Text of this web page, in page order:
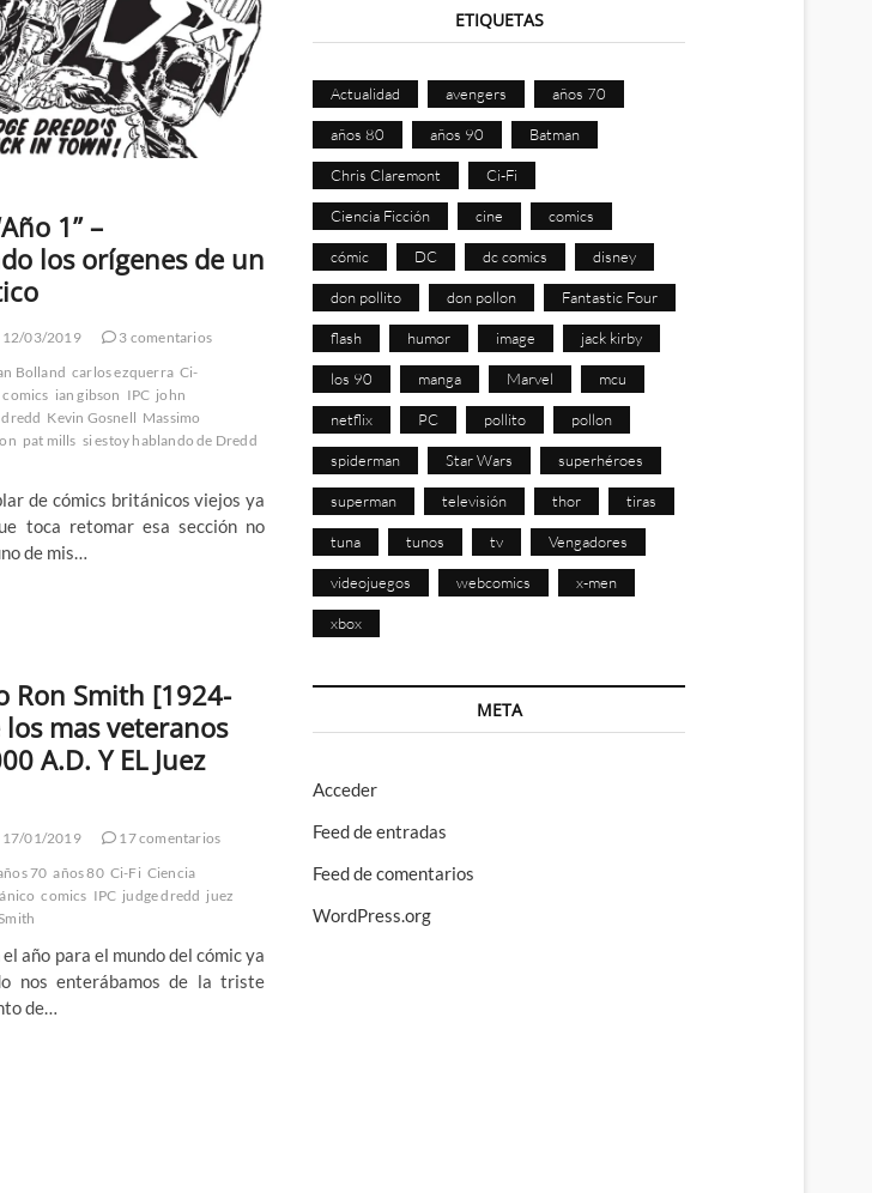
1” –
los orígenes de un
12/03/2019
3 comentarios
Bolland carlos ezquerra Ci-
comics ian gibson IPC john
Kevin Gosnell Massimo
pat mills si estoy hablando de Dredd
de cómics británicos viejos ya
toca retomar esa sección no
de mis…
Ron Smith [1924-
mas veteranos
A.D. Y EL Juez
17/01/2019
17 comentarios
70 años 80 Ci-Fi Ciencia
comics IPC judge dredd juez
año para el mundo del cómic ya
nos enterábamos de la triste
de…
ETIQUETAS
Actualidad avengers años 70
años 80 años 90 Batman
Chris Claremont Ci-Fi
Ciencia Ficción cine comics
cómic DC dc comics disney
don pollito don pollon Fantastic Four
flash humor image jack kirby
los 90 manga Marvel mcu
netflix PC pollito pollon
spiderman Star Wars superhéroes
superman televisión thor tiras
tuna tunos tv Vengadores
videojuegos webcomics x-men
xbox
META
Acceder
Feed de entradas
Feed de comentarios
WordPress.org